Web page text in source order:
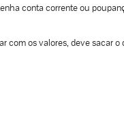
conta corrente ou
com os valores, deve sacar